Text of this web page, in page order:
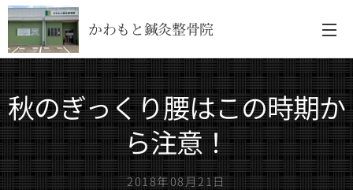
かわもと鍼灸整骨院
秋のぎっくり腰はこの時期か
ら注意！
2018年08月21日